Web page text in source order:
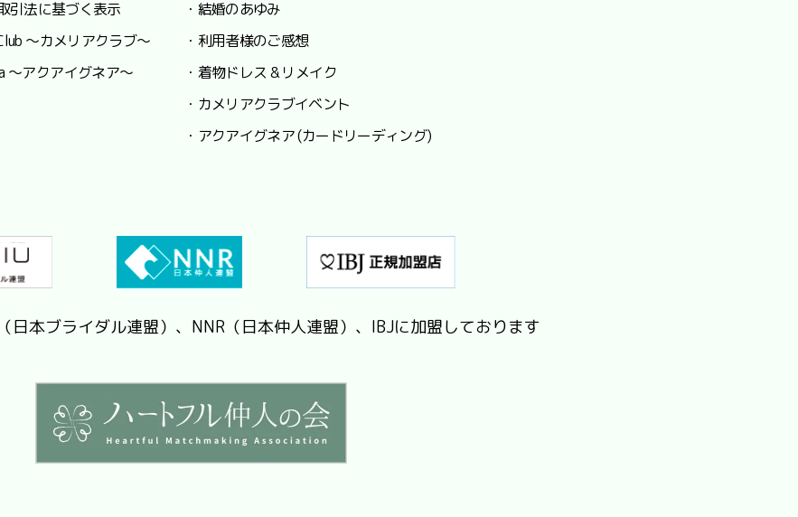
引法に基づく表示
～カメリアクラブ～
～アクアイグネア～
・結婚のあゆみ
・利用者様のご感想
・着物ドレス & リメイク
・カメリアクラブイベント
・アクアイグネア (カードリーディング)
日本ブライダル連盟）、NNR（日本仲人連盟）、IBJに加盟しております